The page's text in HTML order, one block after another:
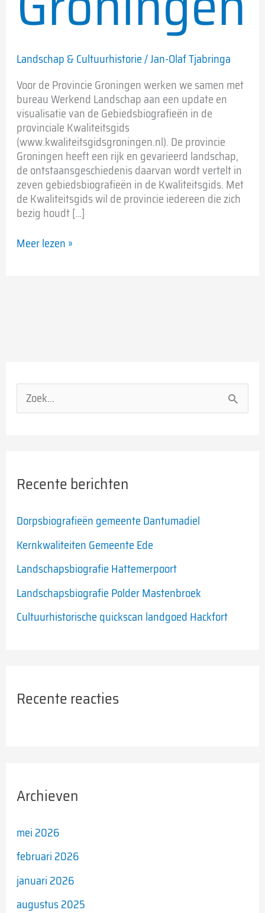
Landschap & Cultuurhistorie/Jan-Olaf Tjabringa
Voor de Provincie Groningen werken we samen met
bureau Werkend Landschap aan een update en
visualisatie van de Gebiedsbiografieën in de
provinciale Kwaliteitsgids
(www.kwaliteitsgidsgroningen.nl). De provincie
Groningen heeft een rijk en gevarieerd landschap,
de ontstaansgeschiedenis daarvan wordt vertelt in
zeven gebiedsbiografieën in de Kwaliteitsgids. Met
de Kwaliteitsgids wil de provincie iedereen die zich
bezig houdt […]
Meer lezen »
n
a
r
:
Recente berichten
Dorpsbiografieën gemeente Dantumadiel
Kernkwaliteiten Gemeente Ede
Landschapsbiografie Hattemerpoort
Landschapsbiografie Polder Mastenbroek
Cultuurhistorische quickscan landgoed Hackfort
Recente reacties
Archieven
mei 2026
februari 2026
januari 2026
augustus 2025